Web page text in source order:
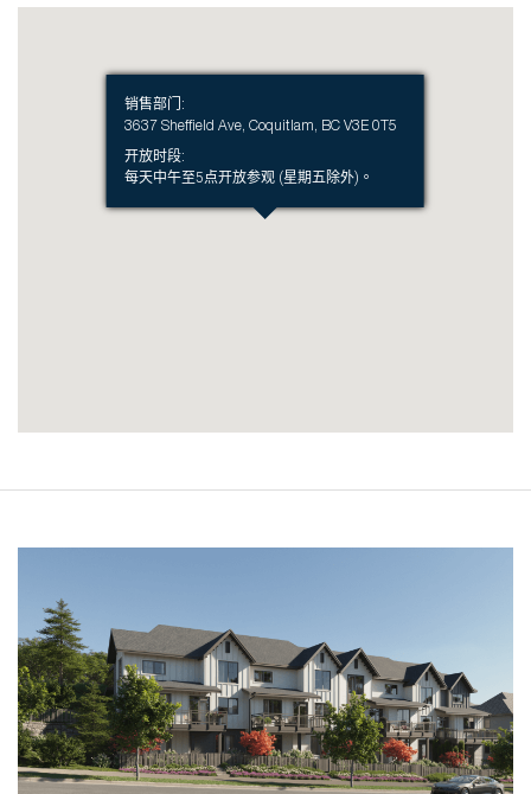
销售部门 :
3637 Sheffield Ave, Coquitlam, BC V3E 0T5
开放时段:
每天中午至5点开放参观 (星期五除外)。